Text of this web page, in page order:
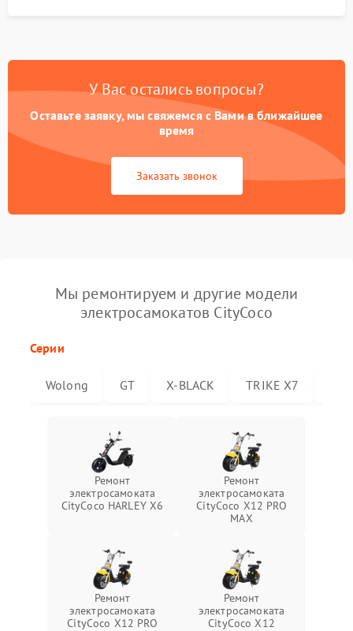
У Вас остались вопросы?
Оставьте заявку, мы свяжемся с Вами в ближайшее
время
Заказать звонок
Мы ремонтируем и другие модели
электросамокатов CityCoco
Серии
Wolong GT X-BLACK TRIKE X7
Ремонт
электросамоката
CityCoco HARLEY X6
Ремонт
электросамоката
CityCoco X12 PRO
MAX
Ремонт
электросамоката
CityCoco X12 PRO
Ремонт
электросамоката
CityCoco X12